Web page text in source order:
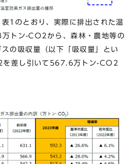
1のとおり、実際に排出された温
トン-CO 2 から、森林・農地等の
の吸収量（以下「吸収量」とい
を差し引いて567.6万トン-CO 2